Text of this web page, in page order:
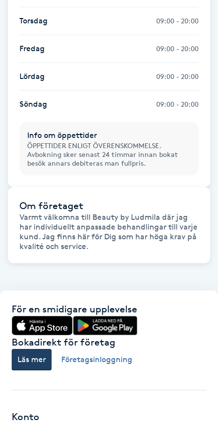
Hyaluronsyra
Hyperhidros
Hypnos
Hårborttagning
Hårförlängning
Hälsa
Hälsprickor
IPL hårborttagning
IR-massage
Japansk massage
Torsdag 09:00 - 20:00
Fredag 09:00 - 20:00
Lördag 09:00 - 20:00
Söndag 09:00 - 20:00
Info om öppettider
ÖPPETTIDER ENLIGT ÖVERENSKOMMELSE.
Avbokning sker senast 24 timmar innan bokat
besök annars debiteras man fullpris.
Om företaget
Varmt välkomna till Beauty by Ludmila där jag
har individuellt anpassade behandlingar till varje
kund. Jag finns här för Dig som har höga krav på
kvalité och service.
För en smidigare upplevelse
Bokadirekt för företag
Läs mer Företagsinloggning
Konto